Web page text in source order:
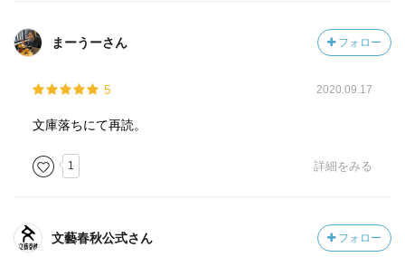
まーうーさん フォロー
5 2020.09.17
文庫落ちにて再読。
1 詳細をみる
文藝春秋公式さん フォロー